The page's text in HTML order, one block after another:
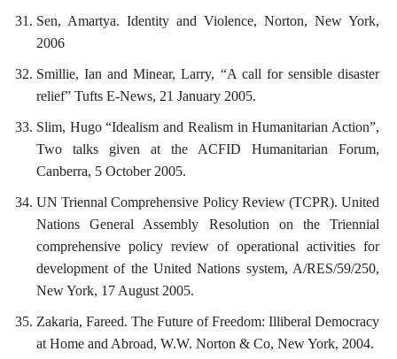
Sen, Amartya. Identity and Violence, Norton, New York,
2006
Smillie, Ian and Minear, Larry, “A call for sensible disaster
relief” Tufts E-News, 21 January 2005.
Slim, Hugo “Idealism and Realism in Humanitarian Action”,
Two talks given at the ACFID Humanitarian Forum,
Canberra, 5 October 2005.
UN Triennal Comprehensive Policy Review (TCPR). United
Nations General Assembly Resolution on the Triennial
comprehensive policy review of operational activities for
development of the United Nations system, A/RES/59/250,
New York, 17 August 2005.
Zakaria, Fareed. The Future of Freedom: Illiberal Democracy
at Home and Abroad, W.W. Norton & Co, New York, 2004.